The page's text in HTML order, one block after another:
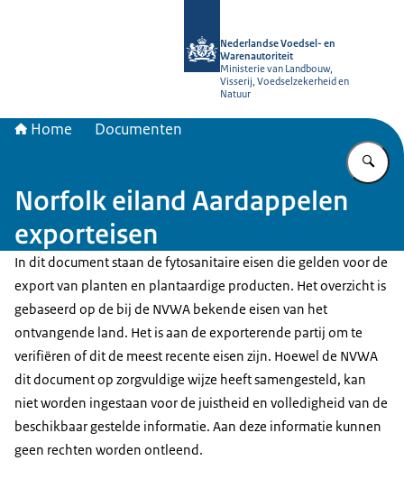
Nederlandse Voedsel- en
Warenautoriteit
Ministerie van Landbouw,
Visserij, Voedselzekerheid en
Natuur
Home Documenten
Norfolk eiland Aardappelen
exporteisen
In dit document staan de fytosanitaire eisen die gelden voor de
export van planten en plantaardige producten. Het overzicht is
gebaseerd op de bij de NVWA bekende eisen van het
ontvangende land. Het is aan de exporterende partij om te
verifiëren of dit de meest recente eisen zijn. Hoewel de NVWA
dit document op zorgvuldige wijze heeft samengesteld, kan
niet worden ingestaan voor de juistheid en volledigheid van de
beschikbaar gestelde informatie. Aan deze informatie kunnen
geen rechten worden ontleend.